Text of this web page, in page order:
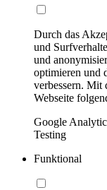
Durch das
und
und
optimieren und
verbessern. Mit
Webseite
Google
Testing
Funktional